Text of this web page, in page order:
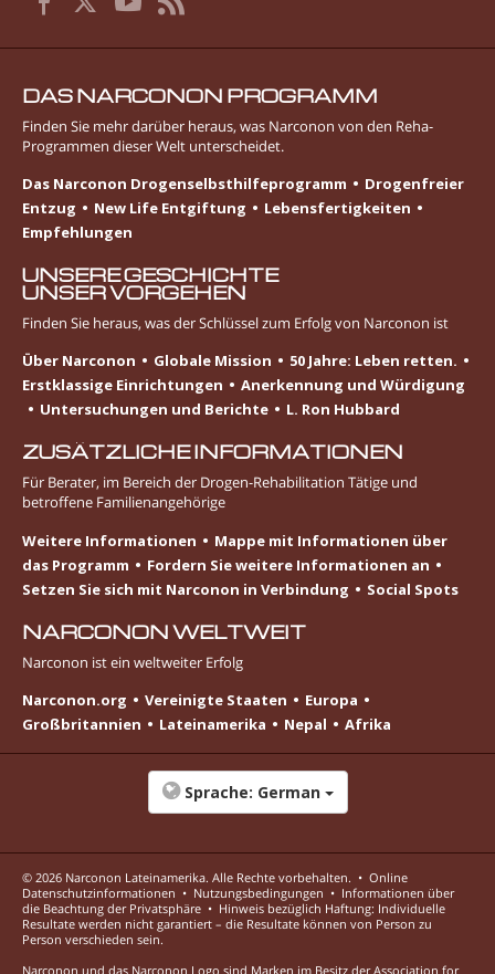
DAS NARCONON PROGRAMM
Finden Sie mehr darüber heraus, was Narconon von den Reha-
Programmen dieser Welt unterscheidet.
Das Narconon Drogenselbsthilfeprogramm
Drogenfreier
Entzug
New Life Entgiftung
Lebens­fertigkeiten
Empfehlungen
UNSERE GESCHICHTE
UNSER VORGEHEN
Finden Sie heraus, was der Schlüssel zum Erfolg von Narconon ist
Über Narconon
Globale Mission
50 Jahre: Leben retten.
Erstklassige Einrichtungen
Anerkennung und Würdigung
Untersuchungen und Berichte
L. Ron Hubbard
ZUSÄTZLICHE INFORMATIONEN
Für Berater, im Bereich der Drogen-Rehabilitation Tätige und
betroffene Familienangehörige
Weitere Informationen
Mappe mit Informationen über
das Programm
Fordern Sie weitere Informationen an
Setzen Sie sich mit Narconon in Verbindung
Social Spots
NARCONON WELTWEIT
Narconon ist ein weltweiter Erfolg
Narconon.org
Vereinigte Staaten
Europa
Großbritannien
Lateinamerika Nepal Afrika
Sprache: German
© 2026 Narconon Lateinamerika. Alle Rechte vorbehalten. • Online
Datenschutzinformationen • Nutzungsbedingungen • Informationen über
die Beachtung der Privatsphäre • Hinweis bezüglich Haftung: Individuelle
Resultate werden nicht garantiert – die Resultate können von Person zu
Person verschieden sein.
Narconon und das Narconon Logo sind Marken im Besitz der Association for